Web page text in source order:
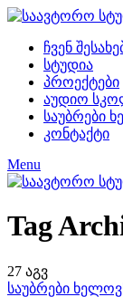
ჩვენ
სტუდია
პროექტები
აუდიო
საუბრები
კონტაქტი
Menu
Tag
27 აგვ
საუბრები